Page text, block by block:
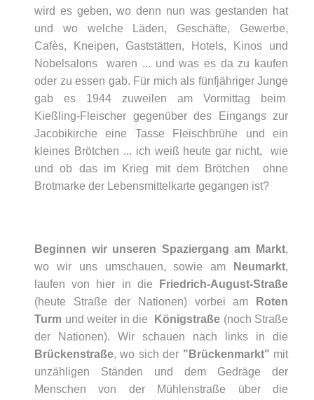
wird es geben, wo denn nun was gestanden hat
und wo welche Läden, Geschäfte, Gewerbe,
Cafès, Kneipen, Gaststätten, Hotels, Kinos und
Nobelsalons waren ... und was es da zu kaufen
oder zu essen gab. Für mich als fünfjähriger Junge
gab es 1944 zuweilen am Vormittag beim
Kießling-Fleischer gegenüber des Eingangs zur
Jacobikirche eine Tasse Fleischbrühe und ein
kleines Brötchen ... ich weiß heute gar nicht, wie
und ob das im Krieg mit dem Brötchen ohne
Brotmarke der Lebensmittelkarte gegangen ist?
Beginnen wir unseren Spaziergang am Markt,
wo wir uns umschauen, sowie am
Neumarkt,
laufen von hier in die
Friedrich-August-Straße
(heute Straße der Nationen) vorbei am
Roten
Turm und weiter in die Königstraße (noch Straße
der Nationen). Wir schauen nach links in die
Brückenstraße, wo sich der "Brückenmarkt" mit
unzähligen Ständen und dem Gedräge der
Menschen von der Mühlenstraße über die